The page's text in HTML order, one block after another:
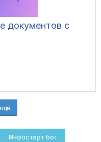
документов с
Инфостарт бот